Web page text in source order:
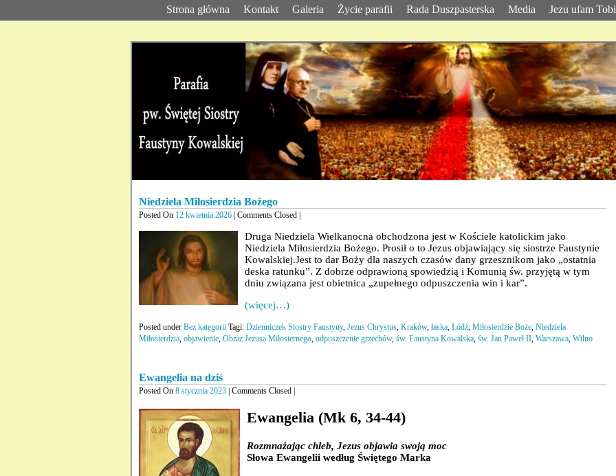
Strona główna Kontakt Galeria Życie parafii Rada Duszpasterska Media Jezu ufam
Niedziela Miłosierdzia Bożego
Posted On 12 kwietnia 2026 | Comments Closed |
Druga Niedziela Wielkanocna obchodzona jest w Kościele katolickim jako
Niedziela Miłosierdzia Bożego. Prosił o to Jezus objawiający się siostrze Faustynie
Kowalskiej.Jest to dar Boży dla naszych czasów dany grzesznikom jako „ostatnia
deska ratunku”. Z dobrze odprawioną spowiedzią i Komunią św. przyjętą w tym
dniu związana jest obietnica „zupełnego odpuszczenia win i kar”.
(więcej…)
Posted under Bez kategorii Tagi: Dzienniczek Siostry Faustyny, Jezus Chrystus, Kraków, łaska, Łódź, Miłosierdzie Boże, Niedziela
Miłosierdzia, objawienie, Obraz Jezusa Miłosiernego, odpuszczenie grzechów, św. Faustyna Kowalska, św. Jan Paweł II, Warszawa, Wilno
Ewangelia na dziś
Posted On 8 stycznia 2023 | Comments Closed |
Ewangelia (Mk 6, 34-44)
Rozmnażając chleb, Jezus objawia swoją moc
Słowa Ewangelii według Świętego Marka